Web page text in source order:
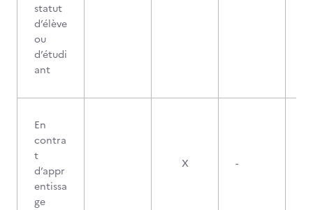
statut
d’élève
ou
d’étudi
ant
En
contra
t
d’appr
entissa
ge
X -